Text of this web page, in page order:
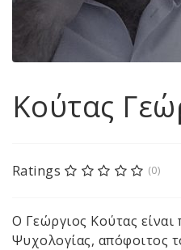
Κούτας
Ratings (0)
Ο Γεώργιος Κούτας είναι
Ψυχολογίας, απόφοιτος